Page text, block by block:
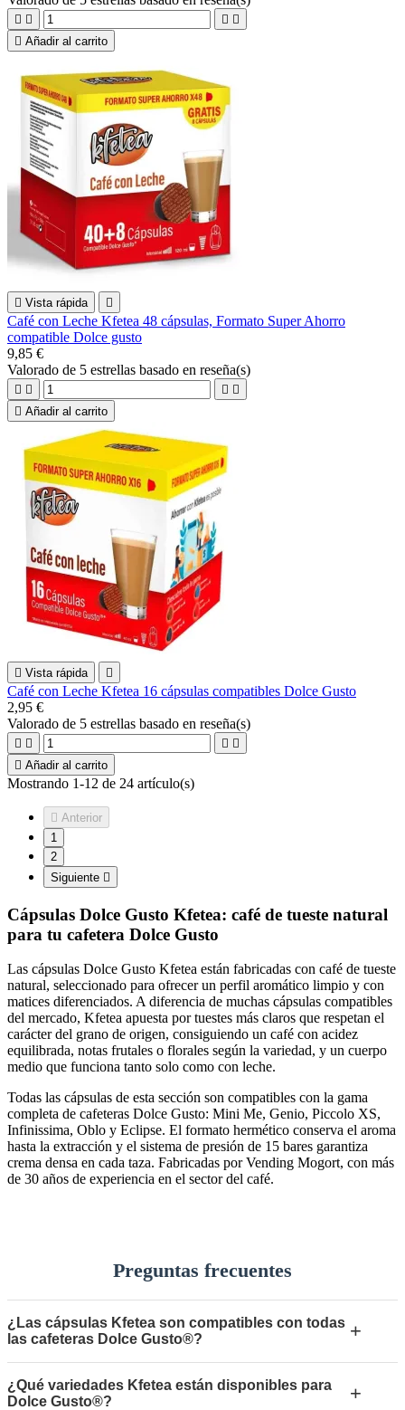
   
 Añadir al carrito
 Vista rápida 
Café con Leche Kfetea 48 cápsulas, Formato Super Ahorro
compatible Dolce gusto
9,85 €
Valorado de 5 estrellas basado en reseña(s)
   
 Añadir al carrito
 Vista rápida 
Café con Leche Kfetea 16 cápsulas compatibles Dolce Gusto
2,95 €
Valorado de 5 estrellas basado en reseña(s)
   
 Añadir al carrito
Mostrando 1-12 de 24 artículo(s)
 Anterior
1
2
Siguiente 
Cápsulas Dolce Gusto Kfetea: café de tueste natural
para tu cafetera Dolce Gusto
Las cápsulas Dolce Gusto Kfetea están fabricadas con café de tueste
natural, seleccionado para ofrecer un perfil aromático limpio y con
matices diferenciados. A diferencia de muchas cápsulas compatibles
del mercado, Kfetea apuesta por tuestes más claros que respetan el
carácter del grano de origen, consiguiendo un café con acidez
equilibrada, notas frutales o florales según la variedad, y un cuerpo
medio que funciona tanto solo como con leche.
Todas las cápsulas de esta sección son compatibles con la gama
completa de cafeteras Dolce Gusto: Mini Me, Genio, Piccolo XS,
Infinissima, Oblo y Eclipse. El formato hermético conserva el aroma
hasta la extracción y el sistema de presión de 15 bares garantiza
crema densa en cada taza. Fabricadas por Vending Mogort, con más
de 30 años de experiencia en el sector del café.
Preguntas frecuentes
¿Las cápsulas Kfetea son compatibles con todas
las cafeteras Dolce Gusto®?
+
¿Qué variedades Kfetea están disponibles para
Dolce Gusto®?
+